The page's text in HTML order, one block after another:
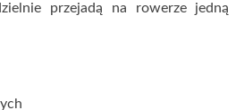
przejadą na rowerze